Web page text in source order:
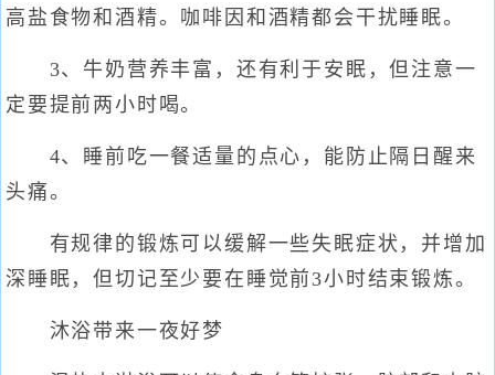
高盐食物和酒精。咖啡因和酒精都会干扰睡眠。
3、牛奶营养丰富，还有利于安眠，但注意一
定要提前两小时喝。
4、睡前吃一餐适量的点心，能防止隔日醒来
头痛。
有规律的锻炼可以缓解一些失眠症状，并增加
深睡眠，但切记至少要在睡觉前3小时结束锻炼。
沐浴带来一夜好梦